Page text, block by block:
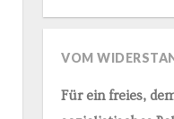
VOM
Für ein freies,